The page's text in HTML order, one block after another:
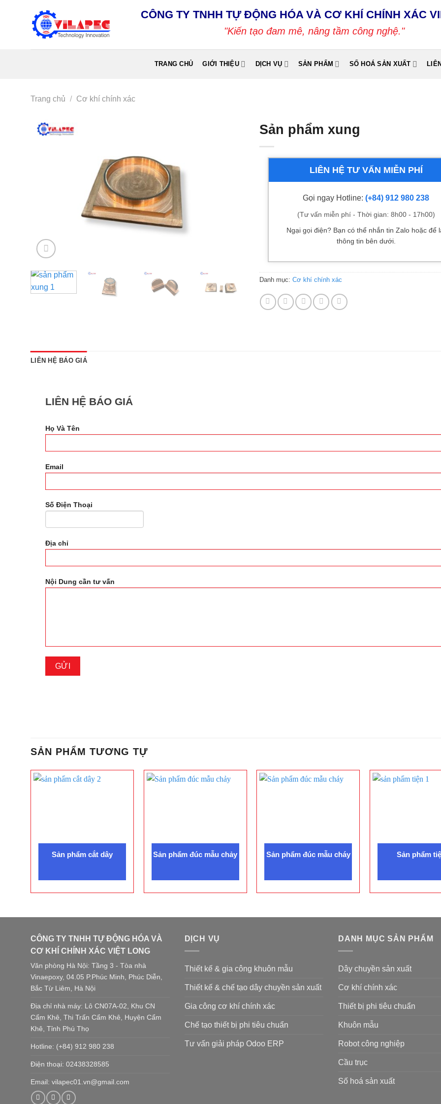
CÔNG TY TNHH TỰ ĐỘNG HÓA VÀ CƠ KHÍ CHÍNH XÁC
"Kiến tạo đam mê, nâng tầm công nghệ."
TRANG CHỦ GIỚI THIỆU DỊCH VỤ SẢN PHẨM SỐ HOÁ SẢN XUẤT
Trang chủ /
Cơ khí chính xác
Sản phẩm xung
LIÊN HỆ TƯ VẤN MIỄN PHÍ
Gọi ngay Hotline:(+84) 912 980 238
(Tư vấn miễn phí - Thời gian: 8h00 - 17h00)
Ngại gọi điện? Bạn có thể nhắn tin Zalo hoặc để
thông tin bên dưới.
Danh mục: Cơ khí chính xác
LIÊN HỆ BÁO GIÁ
LIÊN HỆ BÁO GIÁ
Họ Và Tên
Email
Số Điện Thoại
Địa chỉ
Nội Dung cần tư vấn
SẢN PHẨM TƯƠNG TỰ
Sản phẩm cắt dây Sản phẩm đúc mẫu chảy Sản phẩm đúc mẫu cháy Sản phẩm
CÔNG TY TNHH TỰ ĐỘNG HÓA VÀ
CƠ KHÍ CHÍNH XÁC VIỆT LONG
Văn phòng Hà Nội: Tầng 3 - Tòa nhà
Vinaepoxy, 04.05 P.Phúc Minh, Phúc Diễn,
Bắc Từ Liêm, Hà Nội
Địa chỉ nhà máy: Lô CN07A-02, Khu CN
Cẩm Khê, Thi Trấn Cẩm Khê, Huyện Cẩm
Khê, Tỉnh Phú Thọ
Hotline: (+84) 912 980 238
Điện thoại: 02438328585
Email: vilapec01.vn@gmail.com
DỊCH VỤ
Thiết kế & gia công khuôn mẫu
Thiết kế & chế tạo dây chuyền sản xuất
Gia công cơ khí chính xác
Chế tạo thiết bị phi tiêu chuẩn
Tư vấn giải pháp Odoo ERP
DANH MỤC SẢN PHẨM
Dây chuyền sản xuất
Cơ khí chính xác
Thiết bị phi tiêu chuẩn
Khuôn mẫu
Robot công nghiệp
Cầu trục
Số hoá sản xuất